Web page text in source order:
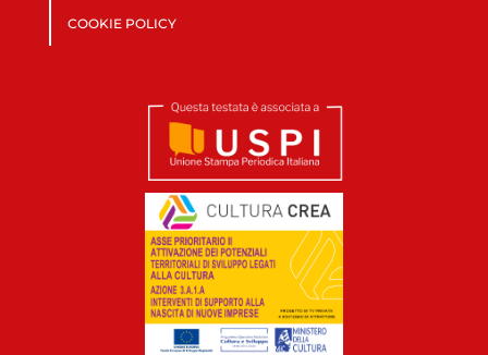
COOKIE POLICY